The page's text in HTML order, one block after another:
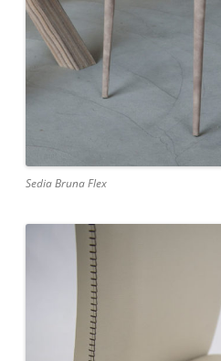
Sedia Bruna Flex